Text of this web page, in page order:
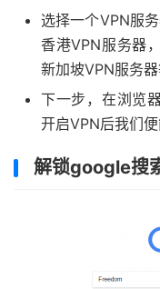
选择一个VPN服
香港VPN服务器
新加坡VPN服务器
下一步，在浏览
开启VPN后我们
解锁google搜